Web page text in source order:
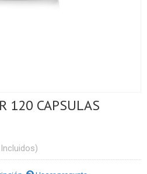
120 CAPSULAS